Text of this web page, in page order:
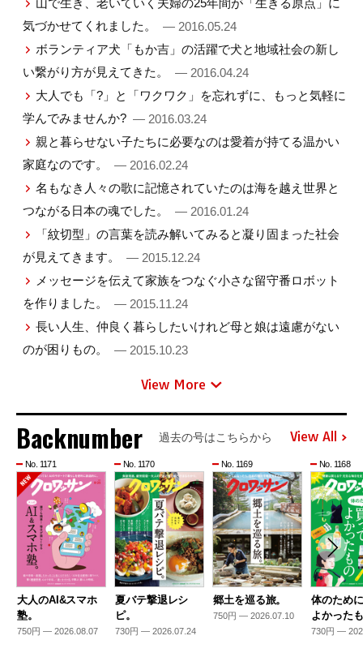
気づかせてくれました。
— 2016.05.24
ボランティア犬「もか吉」の活躍で犬と地域社会の新し
い繋がり方が見えてきた。
— 2016.04.24
大人でも「?」と「ワクワク」を忘れずに、もっと気軽に
学んでみませんか? — 2016.03.24
親と暮らせない子たちに必要なのは愛着が持てる温かい
家庭なのです。
— 2016.02.24
名もなき人々の歌に記憶されていたのは海を越え世界と
つながる日本の魂でした。
— 2016.01.24
「紋切型」の言葉を読み解いてみると凝り固まった社会
が見えてきます。
— 2015.12.24
メッセージを伝えて家族をつなぐ小さな留守番ロボット
を作りました。
— 2015.11.24
長い人生、仲良く暮らしたいけれど母と娘は遠慮がない
のが困りもの。
— 2015.10.23
View More
Backnumber 過去の号はこちらから View All
No. 1171
大人のAI&スマホ
塾。
750円 — 2026.08.07
No. 1170
夏バテ撃退レシ
ピ。
730円 — 2026.07.24
No. 1169
郷土を巡る旅。
750円 — 2026.07.10
No. 1168
体のため
よかった
730円 —